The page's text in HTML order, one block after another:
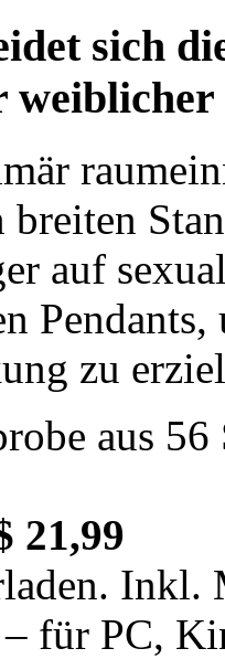
sich
breiten
auf
zu
aus
21,99
Inkl.
für PC,